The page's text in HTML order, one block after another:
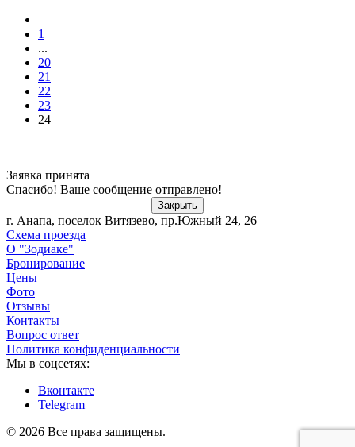
1
...
20
21
22
23
24
Заявка принята
Спасибо! Ваше сообщение отправлено!
Закрыть
г. Анапа, поселок Витязево, пр.Южный 24, 26
Схема проезда
О "Зодиаке"
Бронирование
Цены
Фото
Отзывы
Контакты
Вопрос ответ
Политика конфиденциальности
Мы в соцсетях:
Вконтакте
Telegram
© 2026 Все права защищены.